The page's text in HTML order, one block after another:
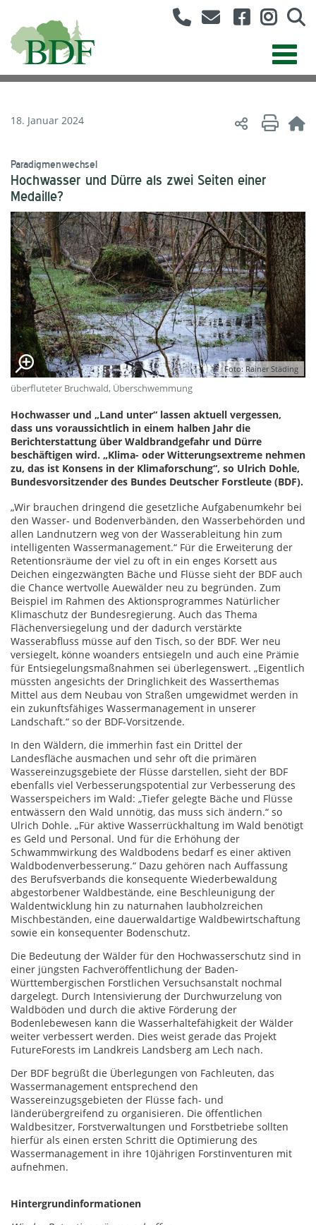
18. Januar 2024
Paradigmenwechsel
Hochwasser und Dürre als zwei Seiten einer
Medaille?
Foto: Rainer Städing
überfluteter Bruchwald, Überschwemmung
Hochwasser und „Land unter“ lassen aktuell vergessen,
dass uns voraussichtlich in einem halben Jahr die
Berichterstattung über Waldbrandgefahr und Dürre
beschäftigen wird. „Klima- oder Witterungsextreme nehmen
zu, das ist Konsens in der Klimaforschung“, so Ulrich Dohle,
Bundesvorsitzender des Bundes Deutscher Forstleute (BDF).
„Wir brauchen dringend die gesetzliche Aufgabenumkehr bei
den Wasser- und Bodenverbänden, den Wasserbehörden und
allen Landnutzern weg von der Wasserableitung hin zum
intelligenten Wassermanagement.“ Für die Erweiterung der
Retentionsräume der viel zu oft in ein enges Korsett aus
Deichen eingezwängten Bäche und Flüsse sieht der BDF auch
die Chance wertvolle Auewälder neu zu begründen. Zum
Beispiel im Rahmen des Aktionsprogrammes Natürlicher
Klimaschutz der Bundesregierung. Auch das Thema
Flächenversiegelung und der dadurch verstärkte
Wasserabfluss müsse auf den Tisch, so der BDF. Wer neu
versiegelt, könne woanders entsiegeln und auch eine Prämie
für Entsiegelungsmaßnahmen sei überlegenswert. „Eigentlich
müssten angesichts der Dringlichkeit des Wasserthemas
Mittel aus dem Neubau von Straßen umgewidmet werden in
ein zukunftsfähiges Wassermanagement in unserer
Landschaft.“ so der BDF-Vorsitzende.
In den Wäldern, die immerhin fast ein Drittel der
Landesfläche ausmachen und sehr oft die primären
Wassereinzugsgebiete der Flüsse darstellen, sieht der BDF
ebenfalls viel Verbesserungspotential zur Verbesserung des
Wasserspeichers im Wald: „Tiefer gelegte Bäche und Flüsse
entwässern den Wald unnötig, das muss sich ändern.“ so
Ulrich Dohle. „Für aktive Wasserrückhaltung im Wald benötigt
es Geld und Personal. Und für die Erhöhung der
Schwammwirkung des Waldbodens bedarf es einer aktiven
Waldbodenverbesserung.“ Dazu gehören nach Auffassung
des Berufsverbands die konsequente Wiederbewaldung
abgestorbener Waldbestände, eine Beschleunigung der
Waldentwicklung hin zu naturnahen laubholzreichen
Mischbeständen, eine dauerwaldartige Waldbewirtschaftung
sowie ein konsequenter Bodenschutz.
Die Bedeutung der Wälder für den Hochwasserschutz sind in
einer jüngsten Fachveröffentlichung der Baden-
Württembergischen Forstlichen Versuchsanstalt nochmal
dargelegt. Durch Intensivierung der Durchwurzelung von
Waldböden und durch die aktive Förderung der
Bodenlebewesen kann die Wasserhaltefähigkeit der Wälder
weiter verbessert werden. Dies weist gerade das Projekt
FutureForests im Landkreis Landsberg am Lech nach.
Der BDF begrüßt die Überlegungen von Fachleuten, das
Wassermanagement entsprechend den
Wassereinzugsgebieten der Flüsse fach- und
länderübergreifend zu organisieren. Die öffentlichen
Waldbesitzer, Forstverwaltungen und Forstbetriebe sollten
hierfür als einen ersten Schritt die Optimierung des
Wassermanagement in ihre 10jährigen Forstinventuren mit
aufnehmen.
Hintergrundinformationen